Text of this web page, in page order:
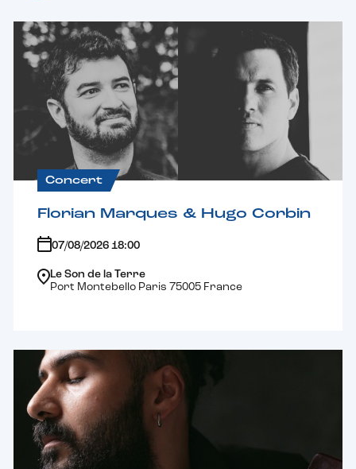
Concert
Florian Marques & Hugo Corbin
07/08/2026 18:00
Le Son de la Terre
Port Montebello Paris 75005 France